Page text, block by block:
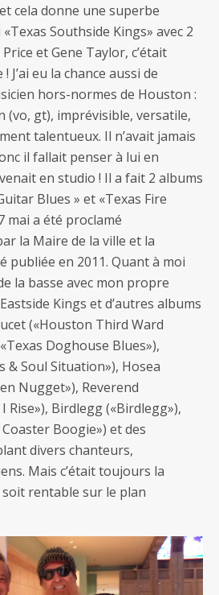
cela donne une superbe
Southside Kings» avec 2
et Gene Taylor, c’était
J’ai eu la chance aussi de
hors-normes de Houston :
(vo, gt), imprévisible, versatile,
talentueux. Il n’avait jamais
il fallait penser à lui en
en studio ! Il a fait 2 albums
Blues » et «Texas Fire
mai a été proclamé
la Maire de la ville et la
publiée en 2011. Quant à moi
la basse avec mon propre
Kings et d’autres albums
(«Houston Third Ward
Doghouse Blues»),
& Soul Situation»), Hosea
Nugget»), Reverend
Rise»), Birdlegg («Birdlegg»),
Boogie») et des
divers chanteurs,
Mais c’était toujours la
rentable sur le plan